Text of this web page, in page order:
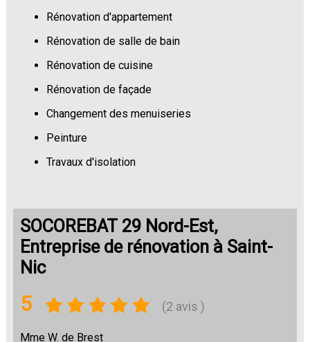
Rénovation d'appartement
Rénovation de salle de bain
Rénovation de cuisine
Rénovation de façade
Changement des menuiseries
Peinture
Travaux d'isolation
SOCOREBAT 29 Nord-Est,
Entreprise de rénovation à Saint-
Nic
5 (2 avis )
Mme W. de Brest